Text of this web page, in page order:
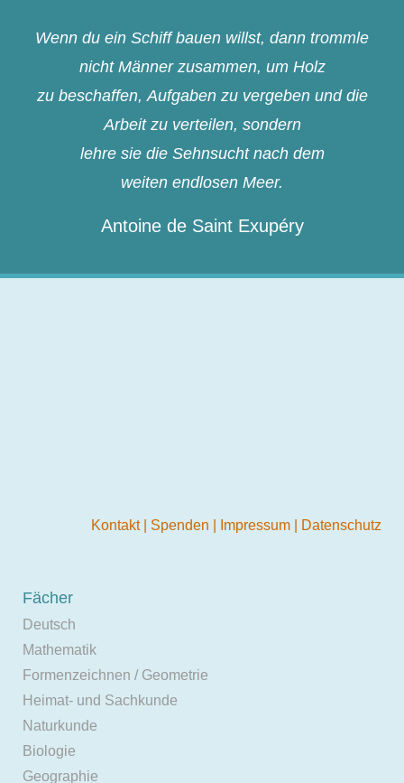
Wenn du ein Schiff bauen willst, dann trommle
nicht Männer zusammen, um Holz
zu beschaffen, Aufgaben zu vergeben und die
Arbeit zu verteilen, sondern
lehre sie die Sehnsucht nach dem
weiten endlosen Meer.
Antoine de Saint Exupéry
Kontakt Spenden Impressum Datenschutz
Fächer
Deutsch
Mathematik
Formenzeichnen / Geometrie
Heimat- und Sachkunde
Naturkunde
Biologie
Geographie